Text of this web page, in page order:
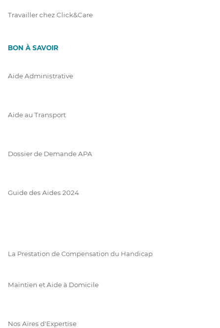
Travailler chez Click&Care
BON À SAVOIR
Aide Administrative
Aide au Transport
Dossier de Demande APA
Guide des Aides 2024
La Prestation de Compensation du Handicap
Maintien et Aide à Domicile
Nos Aires d'Expertise